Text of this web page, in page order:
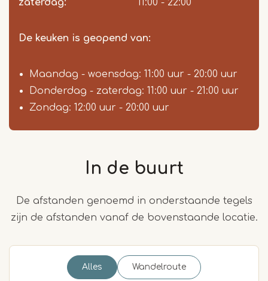
zaterdag:
11:00 - 22:00
De keuken is geopend van:
Maandag - woensdag: 11:00 uur - 20:00 uur
Donderdag - zaterdag: 11:00 uur - 21:00 uur
Zondag: 12:00 uur - 20:00 uur
In de buurt
De afstanden genoemd in onderstaande tegels
zijn de afstanden vanaf de bovenstaande locatie.
Alles Wandelroute